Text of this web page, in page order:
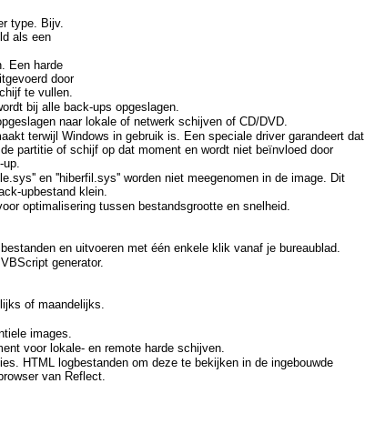
type. Bijv.
als een
Een harde
door
te vullen.
bij alle back-ups opgeslagen.
naar lokale of netwerk schijven of CD/DVD.
terwijl Windows in gebruik is. Een speciale driver garandeert dat
partitie of schijf op dat moment en wordt niet beïnvloed door
up.
en ''hiberfil.sys'' worden niet meegenomen in de image. Dit
upbestand klein.
optimalisering tussen bestandsgrootte en snelheid.
en uitvoeren met één enkele klik vanaf je bureaublad.
generator.
of maandelijks.
images.
voor lokale- en remote harde schijven.
HTML logbestanden om deze te bekijken in de ingebouwde
van Reflect.